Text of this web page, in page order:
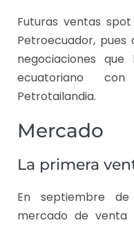
Futuras ventas
Petroecuador,
negociaciones
ecuatoriano
Petrotailandia.
Mercado
La primera
En septiembre
mercado de venta